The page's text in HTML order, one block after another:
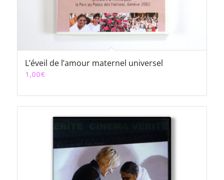
L’éveil de l’amour maternel universel
1,00€